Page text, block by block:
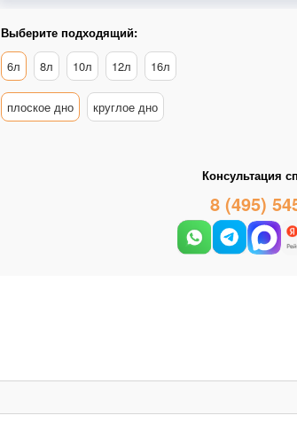
Выберите подходящий:
6л
8л 10л 12л 16л
плоское дно круглое дно
Консультация
8 (495)